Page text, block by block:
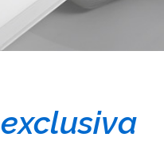
exclusiva